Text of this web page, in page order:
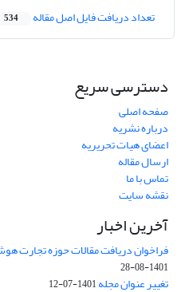
تعداد دریافت فایل اصل مقاله 534
دسترسی سریع
صفحه اصلی
درباره نشریه
اعضای هیات تحریریه
ارسال مقاله
تماس با ما
نقشه سایت
آخرین اخبار
فراخوان دریافت مقالات حوزه تجارت
1401-08-28
تغییر عنوان مجله1401-07-12